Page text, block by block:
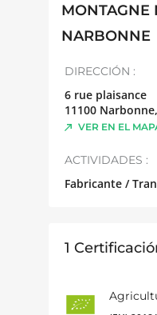
MONTAGNE
NARBONNE
DIRECCIÓN :
6 rue plaisance
11100 Narbonne,
VER EN EL
ACTIVIDADES :
Fabricante /
1